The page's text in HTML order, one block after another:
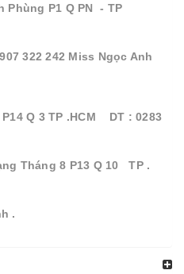
Phùng P1 Q PN - TP
322 242 Miss Ngọc Anh
Q 3 TP .HCM DT : 0283
Tháng 8 P13 Q 10 TP .
.